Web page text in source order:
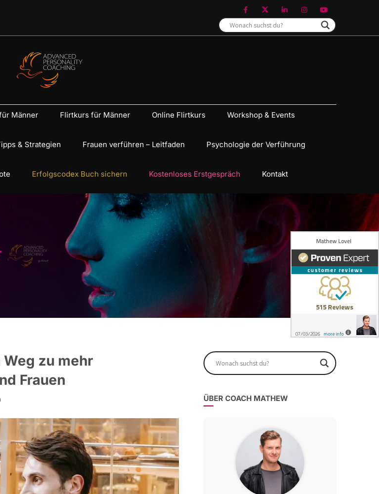
Männer Flirtkurs für Männer Online Flirtkurs Workshop & Events
& Strategien Frauen verführen – Leitfaden Psychologie der Verführung
Erfolgscodex Buch sichern Kostenloses Erstgespräch Kontakt
zu mehr
Frauen
ÜBER COACH MATHEW